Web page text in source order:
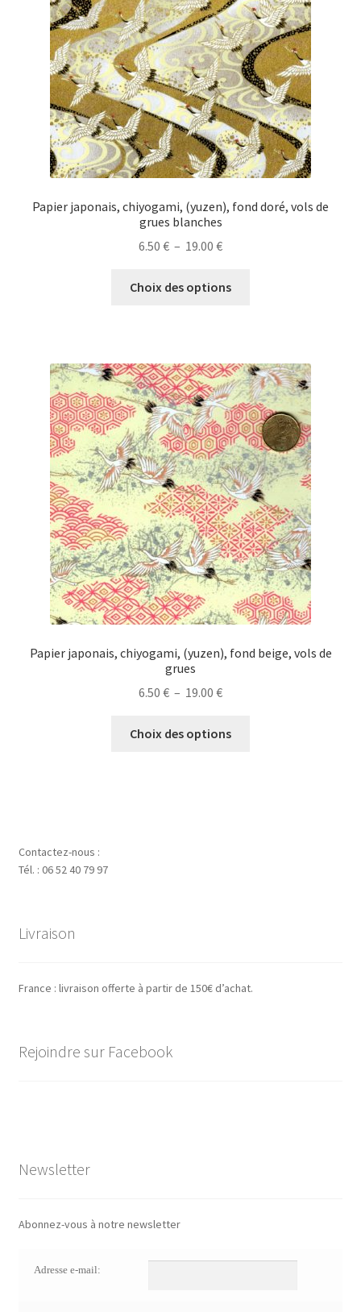
choisies
sur
la
page
du
produit
Papier japonais, chiyogami, (yuzen), fond doré, vols de
grues blanches
6.50 € – 19.00 €Plage
prix :
Choix des options
Les
options
peuvent
être
choisies
sur
la
page
du
produit
Papier japonais, chiyogami, (yuzen), fond beige, vols de
grues
6.50 € – 19.00 €Plage
prix :
Choix des options
du
Contactez-nous :
Tél. : 06 52 40 79 97
Livraison
France : livraison offerte à partir de 150€ d’achat.
Rejoindre sur Facebook
Newsletter
Abonnez-vous à notre newsletter
Adresse e-mail: